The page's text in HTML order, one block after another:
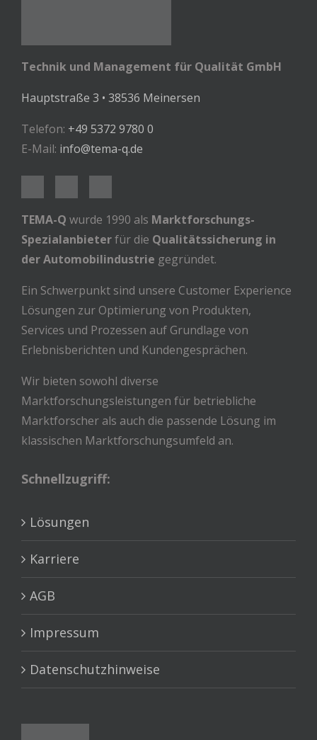
Technik und Management für Qualität GmbH
Hauptstraße 3 • 38536 Meinersen
Telefon: +49 5372 9780 0
E-Mail: info@tema-q.de
TEMA-Q wurde 1990 als Marktforschungs-
Spezialanbieterfür die Qualitätssicherung in
der Automobilindustrie gegründet.
Ein Schwerpunkt sind unsere Customer Experience
Lösungen zur Optimierung von Produkten,
Services und Prozessen auf Grundlage von
Erlebnisberichten und Kundengesprächen.
Wir bieten sowohl diverse
Marktforschungsleistungen für betriebliche
Marktforscher als auch die passende Lösung im
klassischen Marktforschungsumfeld an.
Schnellzugriff:
Lösungen
Karriere
AGB
Impressum
Datenschutzhinweise